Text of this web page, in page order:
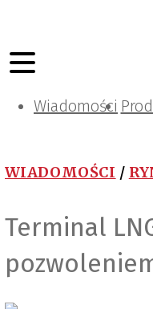
Wiadomości
Projektowanie i
Zarządzanie i IT
Tematy specjalne
WIADOMOŚCI /
Terminal